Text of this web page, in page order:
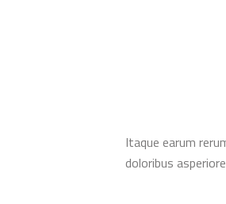
Itaque earum
doloribus